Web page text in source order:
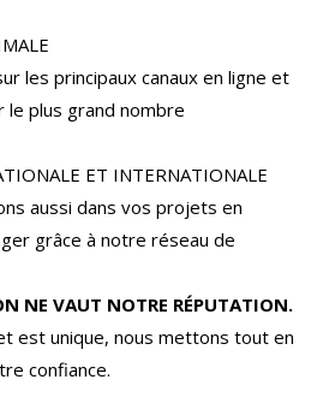
les principaux canaux en ligne et
le plus grand nombre
ET INTERNATIONALE
aussi dans vos projets en
grâce à notre réseau de
NE VAUT NOTRE RÉPUTATION.
est unique, nous mettons tout en
confiance.